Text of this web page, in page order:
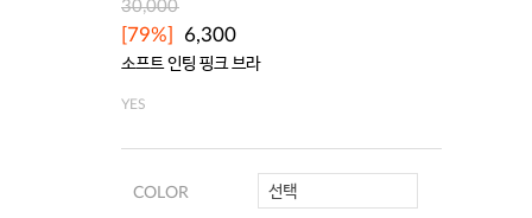
30,000
[79%] 6,300
소프트 인팅 핑크 브라
YES
COLOR 선택